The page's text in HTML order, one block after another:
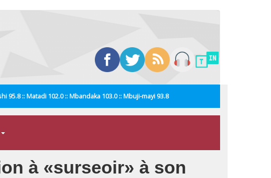
95.8 :: Matadi 102.0 :: Mbandaka 103.0 :: Mbuji-mayi 93.8
à «surseoir» à son